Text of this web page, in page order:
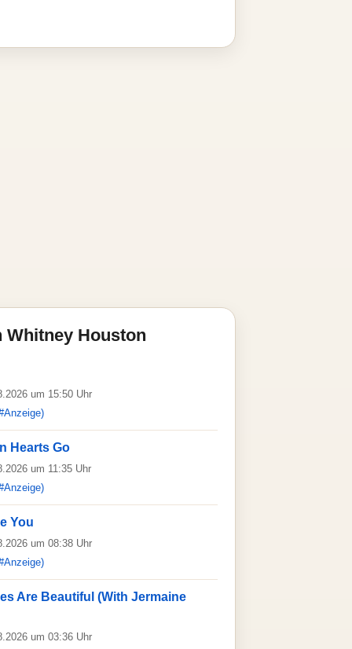
Whitney Houston
um 15:50 Uhr
Hearts Go
um 11:35 Uhr
You
um 08:38 Uhr
Are Beautiful (With Jermaine
um 03:36 Uhr